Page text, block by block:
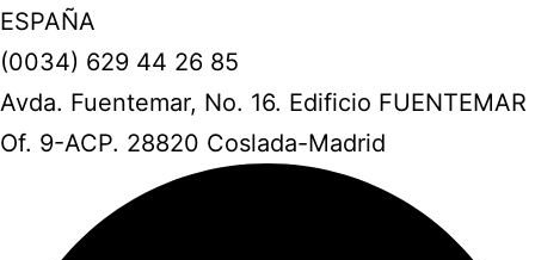
ESPAÑA
(0034) 629 44 26 85
Avda. Fuentemar, No. 16. Edificio FUENTEMAR
Of. 9-ACP. 28820 Coslada-Madrid